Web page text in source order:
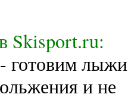
Skisport.ru:
готовим лыжи
и не